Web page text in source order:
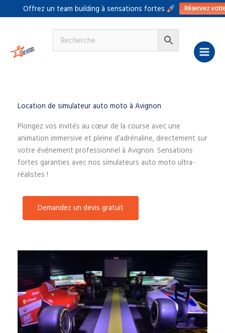
Offrez un team building à sensations fortes Réservez
au
Location de simulateur auto moto à Avignon
Plongez vos invités au cœur de la course avec une
animation immersive et pleine d’adrénaline, directement sur
votre événement professionnel à Avignon. Sensations
fortes garanties avec nos simulateurs auto moto ultra-
réalistes !
Demandez un devis gratuit